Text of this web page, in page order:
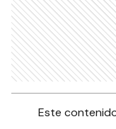
Este